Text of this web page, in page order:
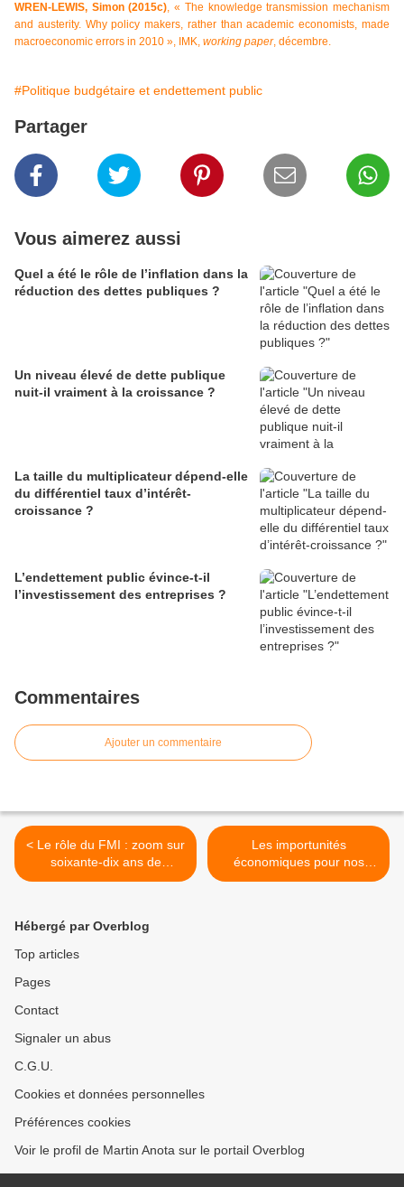
WREN-LEWIS, Simon (2015c), « The knowledge transmission mechanism
and austerity. Why policy makers, rather than academic economists, made
macroeconomic errors in 2010 », IMK, working paper, décembre.
#Politique budgétaire et endettement public
Partager
Vous aimerez aussi
Quel a été le rôle de l’inflation dans la
réduction des dettes publiques ?
Un niveau élevé de dette publique
nuit-il vraiment à la croissance ?
La taille du multiplicateur dépend-elle
du différentiel taux d’intérêt-
croissance ?
L’endettement public évince-t-il
l’investissement des entreprises ?
Commentaires
Ajouter un commentaire
< Le rôle du FMI : zoom sur
soixante-dix ans de
mutations
Les importunités
économiques pour nos
petits-enfants… Genèse de
Hébergé par Overblog
Top articles
Pages
Contact
Signaler un abus
C.G.U.
Cookies et données personnelles
Préférences cookies
Voir le profil de Martin Anota sur le portail Overblog